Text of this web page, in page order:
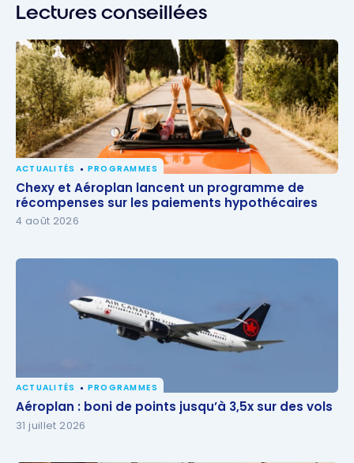
Lectures conseillées
Chexy et Aéroplan lancent un programme de
récompenses sur les paiements hypothécaires
ACTUALITÉS PROGRAMMES
Chexy et Aéroplan lancent un programme de
récompenses sur les paiements hypothécaires
4 août 2026
Aéroplan : boni de points jusqu’à 3,5x sur des vols
ACTUALITÉS PROGRAMMES
Aéroplan : boni de points jusqu’à 3,5x sur des vols
31 juillet 2026